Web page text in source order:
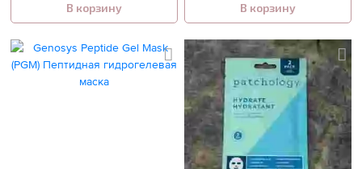
В корзину В корзину